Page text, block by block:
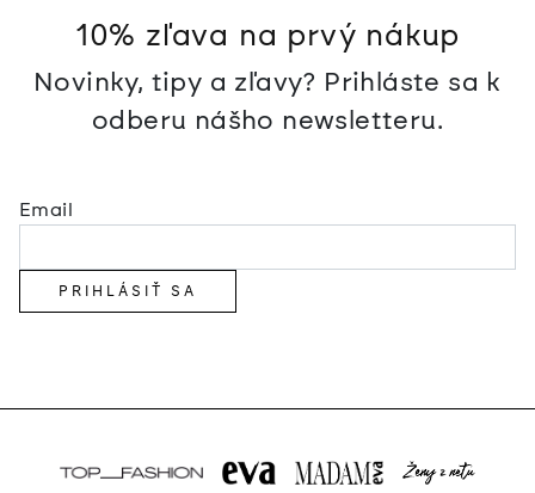
10% zľava na prvý nákup
Novinky, tipy a zľavy? Prihláste sa k
odberu nášho newsletteru.
Email
PRIHLÁSIŤ SA